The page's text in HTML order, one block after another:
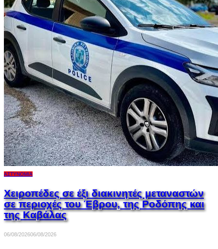
ΑΣΤΥΝΟΜΊΑ
Χειροπέδες σε έξι διακινητές μεταναστών
σε περιοχές του Έβρου, της Ροδόπης και
της Καβάλας
06/08/202606/08/2026